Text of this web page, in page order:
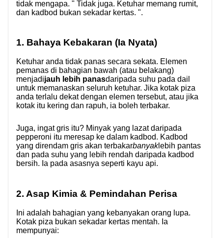
tidak mengapa. " Tidak juga. Ketuhar memang rumit,
dan kadbod bukan sekadar kertas. ".
1. Bahaya Kebakaran (Ia Nyata)
Ketuhar anda tidak panas secara sekata. Elemen
pemanas di bahagian bawah (atau belakang)
menjadijauh lebih panasdaripada suhu pada dail
untuk memanaskan seluruh ketuhar. Jika kotak piza
anda terlalu dekat dengan elemen tersebut, atau jika
kotak itu kering dan rapuh, ia boleh terbakar.
Juga, ingat gris itu? Minyak yang lazat daripada
pepperoni itu meresap ke dalam kadbod. Kadbod
yang direndam gris akan terbakarbanyaklebih pantas
dan pada suhu yang lebih rendah daripada kadbod
bersih. Ia pada asasnya seperti kayu api.
2. Asap Kimia & Pemindahan Perisa
Ini adalah bahagian yang kebanyakan orang lupa.
Kotak piza bukan sekadar kertas mentah. Ia
mempunyai: